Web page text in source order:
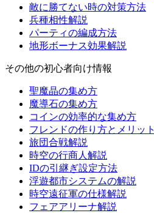
敵に勝てない時の対策方法
兵種相性解説
パーティの編成方法
地形ボーナス効果解説
その他の初心者向け情報
聖魔晶の集め方
魔導石の集め方
コインの効率的な集め方
フレンドの作り方とメリット
旅団合戦解説
時空の行商人解説
IDの引継ぎ設定方法
浮遊都市システムの解説
時空遠征軍の仕様解説
フェアアリーナ解説